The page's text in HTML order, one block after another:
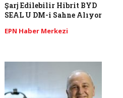
Şarj Edilebilir Hibrit BYD
SEAL U DM-i Sahne Alıyor
EPN Haber Merkezi